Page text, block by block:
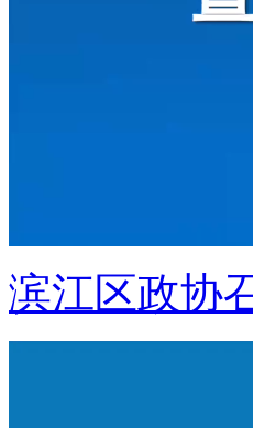
滨江区政协